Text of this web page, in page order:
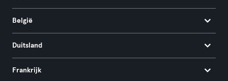
België
Duitsland
Frankrijk